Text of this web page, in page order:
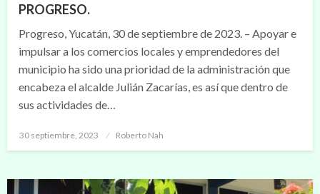
PROGRESO.
Progreso, Yucatán, 30 de septiembre de 2023. – Apoyar e
impulsar a los comercios locales y emprendedores del
municipio ha sido una prioridad de la administración que
encabeza el alcalde Julián Zacarías, es así que dentro de
sus actividades de…
Publicado
30 septiembre, 2023 Roberto Nah